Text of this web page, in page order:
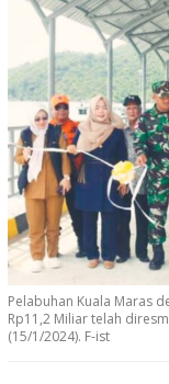
Pelabuhan Kuala Maras
Rp11,2 Miliar telah
(15/1/2024). F-ist